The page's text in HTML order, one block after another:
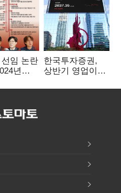
임 논란
년
한국투자증권,
상반기 영업이익
전년비 89.1%↑